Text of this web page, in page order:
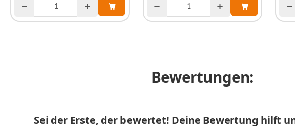
Bewertungen:
Sei der Erste, der bewertet! Deine Bewertung hilft